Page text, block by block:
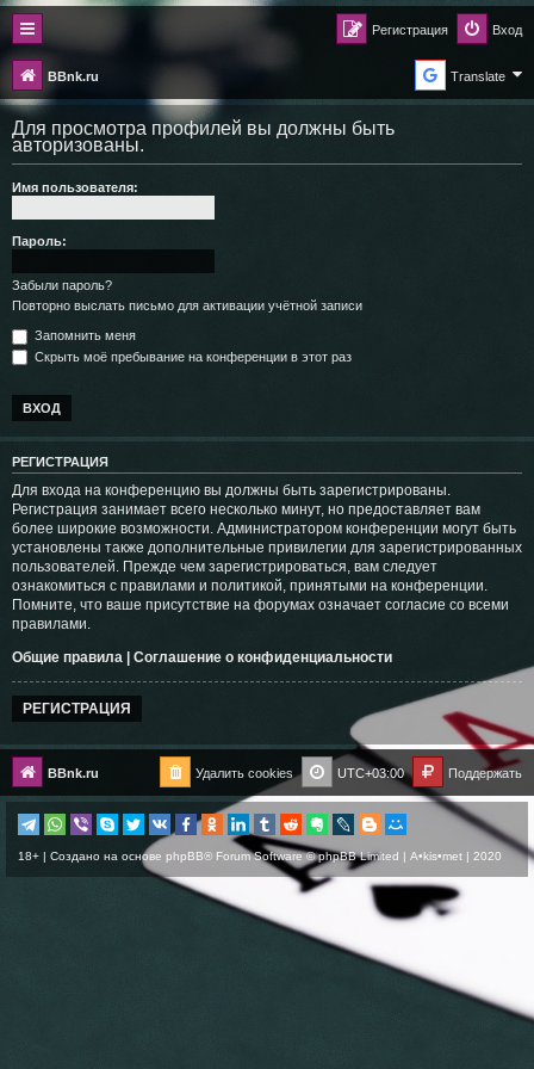
Вход
Регистрация
BBnk.ru Translate
Для просмотра профилей вы должны быть
авторизованы.
Имя пользователя:
Пароль:
Забыли пароль?
Повторно выслать письмо для активации учётной записи
Запомнить меня
Скрыть моё пребывание на конференции в этот раз
РЕГИСТРАЦИЯ
Для входа на конференцию вы должны быть зарегистрированы.
Регистрация занимает всего несколько минут, но предоставляет вам
более широкие возможности. Администратором конференции могут быть
установлены также дополнительные привилегии для зарегистрированных
пользователей. Прежде чем зарегистрироваться, вам следует
ознакомиться с правилами и политикой, принятыми на конференции.
Помните, что ваше присутствие на форумах означает согласие со всеми
правилами.
Общие правила | Соглашение о конфиденциальности
РЕГИСТРАЦИЯ
BBnk.ru Поддержать
UTC+03:00
Удалить cookies
18+ | Создано на основе phpBB® Forum Software © phpBB Limited | A•kis•met | 2020